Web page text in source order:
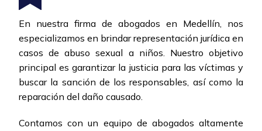
En nuestra firma de abogados en Medellín, nos
especializamos en brindar representación jurídica en
casos de abuso sexual a niños. Nuestro objetivo
principal es garantizar la justicia para las víctimas y
buscar la sanción de los responsables, así como la
reparación del daño causado.
Contamos con un equipo de abogados altamente